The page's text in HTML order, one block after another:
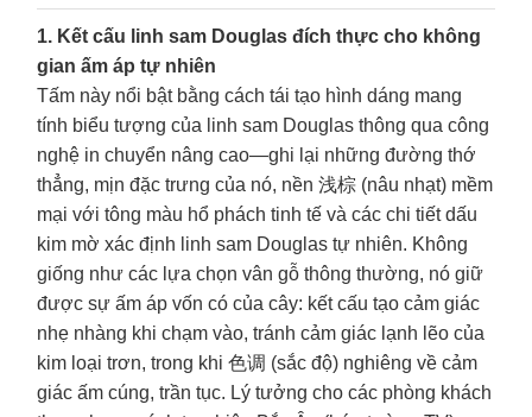
1. Kết cấu linh sam Douglas đích thực cho không
gian ấm áp tự nhiên
Tấm này nổi bật bằng cách tái tạo hình dáng mang
tính biểu tượng của linh sam Douglas thông qua công
nghệ in chuyển nâng cao—ghi lại những đường thớ
thẳng, mịn đặc trưng của nó, nền 浅棕 (nâu nhạt) mềm
mại với tông màu hổ phách tinh tế và các chi tiết dấu
kim mờ xác định linh sam Douglas tự nhiên. Không
giống như các lựa chọn vân gỗ thông thường, nó giữ
được sự ấm áp vốn có của cây: kết cấu tạo cảm giác
nhẹ nhàng khi chạm vào, tránh cảm giác lạnh lẽo của
kim loại trơn, trong khi 色调 (sắc độ) nghiêng về cảm
giác ấm cúng, trần tục. Lý tưởng cho các phòng khách